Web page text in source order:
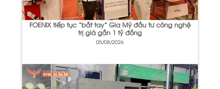
FOENIX tiếp tục “bắt tay” Gia Mỹ đầu tư công nghệ
trị giá gần 1 tỷ đồng
05/08/2026